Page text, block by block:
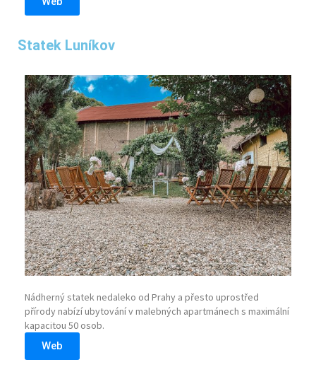
Statek Luníkov
Nádherný statek nedaleko od Prahy a přesto uprostřed
přírody nabízí ubytování v malebných apartmánech s maximální
kapacitou 50 osob.
Web